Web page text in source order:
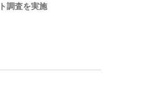
調査を実施